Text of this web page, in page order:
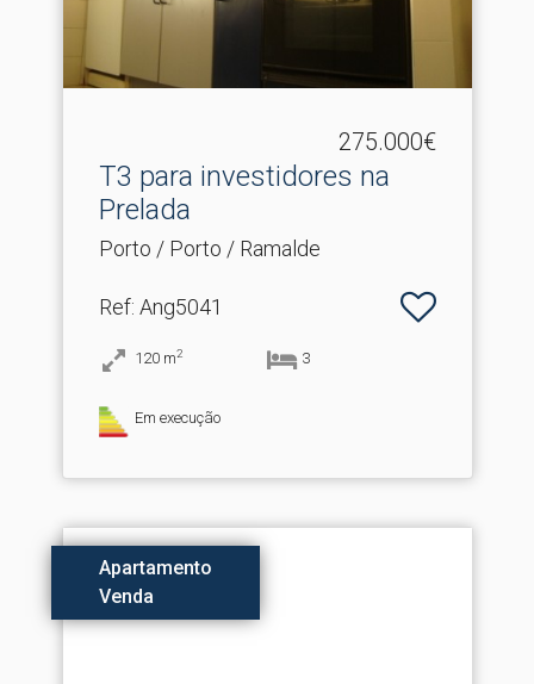
275.000€
T3 para investidores na
Prelada
Porto / Porto / Ramalde
Ref: Ang5041
120 m2 3
Em execução
Apartamento
Venda